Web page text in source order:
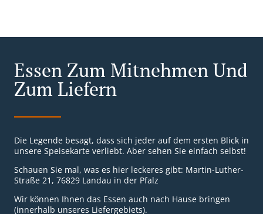
Essen Zum Mitnehmen Und
Zum Liefern
Die Legende besagt, dass sich jeder auf dem ersten Blick in
unsere Speisekarte verliebt. Aber sehen Sie einfach selbst!
Schauen Sie mal, was es hier leckeres gibt: Martin-Luther-
Straße 21, 76829 Landau in der Pfalz
Wir können Ihnen das Essen auch nach Hause bringen
(innerhalb unseres Liefergebiets).